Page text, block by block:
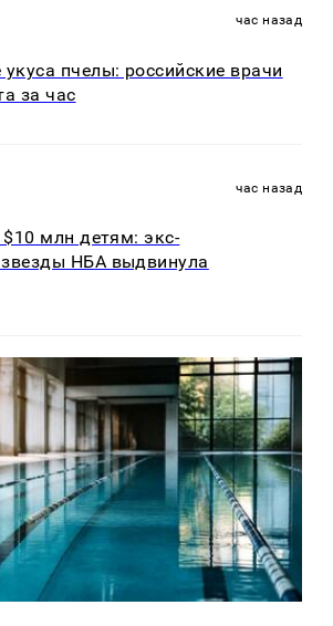
час назад
пчелы: российские врачи
за час
час назад
млн детям: экс-
НБА выдвинула